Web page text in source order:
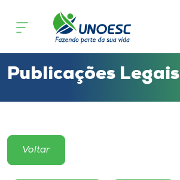
Cursos
Atendimento ao Estudante
Portal de Ensino
Publicações Legais
Voltar